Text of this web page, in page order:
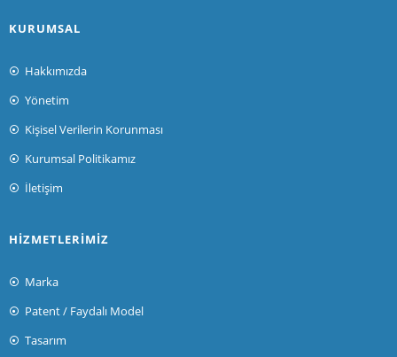
KURUMSAL
Hakkımızda
Yönetim
Kişisel Verilerin Korunması
Kurumsal Politikamız
İletişim
HIZMETLERIMIZ
Marka
Patent / Faydalı Model
Tasarım